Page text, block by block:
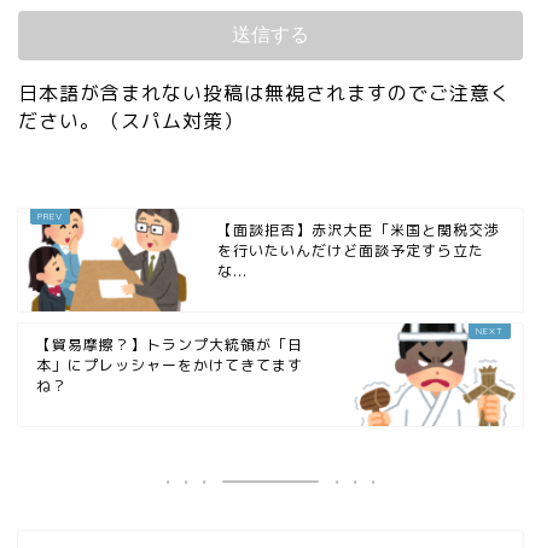
日本語が含まれない投稿は無視されますのでご注意く
ださい。（スパム対策）
【面談拒否】赤沢大臣「米国と関税交渉
を行いたいんだけど面談予定すら立た
な...
【貿易摩擦？】トランプ大統領が「日
本」にプレッシャーをかけてきてます
ね？